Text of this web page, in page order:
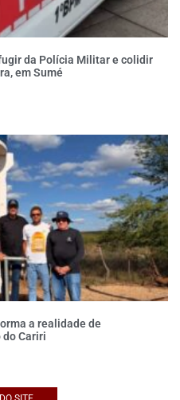
da Polícia Militar e colidir
em Sumé
a realidade de
do Cariri